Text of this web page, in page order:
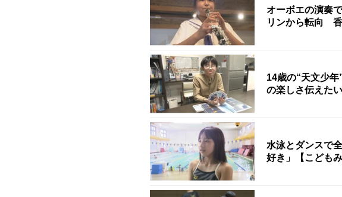
オーボエの演奏
リンから転向 香
14歳の“天文少
の楽しさ伝えた
水泳とダンスで
好き」【こども